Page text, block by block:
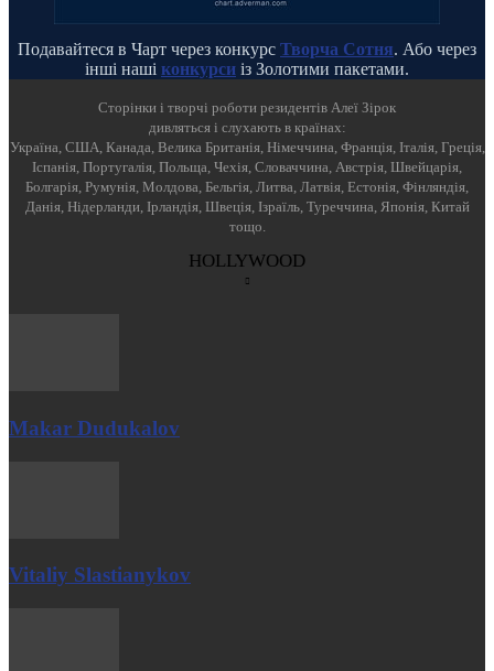
Подавайтеся в Чарт через конкурс Творча Сотня. Або через
інші наші конкурси із Золотими пакетами.
Cторінки і творчі роботи резидентів Алеї Зірок
дивляться і слухають в країнах:
Україна, США, Канада, Велика Британія, Німеччина, Франція, Італія, Греція,
Іспанія, Португалія, Польща, Чехія, Словаччина, Австрія, Швейцарія,
Болгарія, Румунія, Молдова, Бельгія, Литва, Латвія, Естонія, Фінляндія,
Данія, Нідерланди, Ірландія, Швеція, Ізраїль, Туреччина, Японія, Китай
тощо.
HOLLYWOOD
Makar Dudukalov
Vitaliy Slastianykov